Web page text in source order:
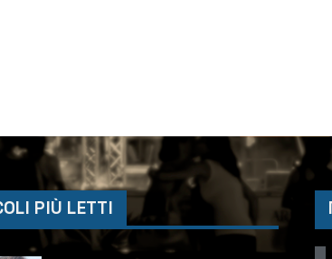
PIÙ LETTI